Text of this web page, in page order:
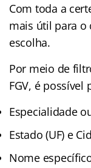
Com toda a
mais útil para o
escolha.
Por meio de
FGV, é
Especialidade
Estado (UF) e
Nome